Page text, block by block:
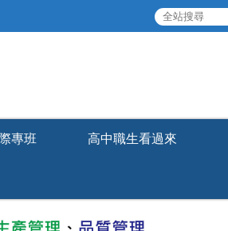
專班 高中職生看過來